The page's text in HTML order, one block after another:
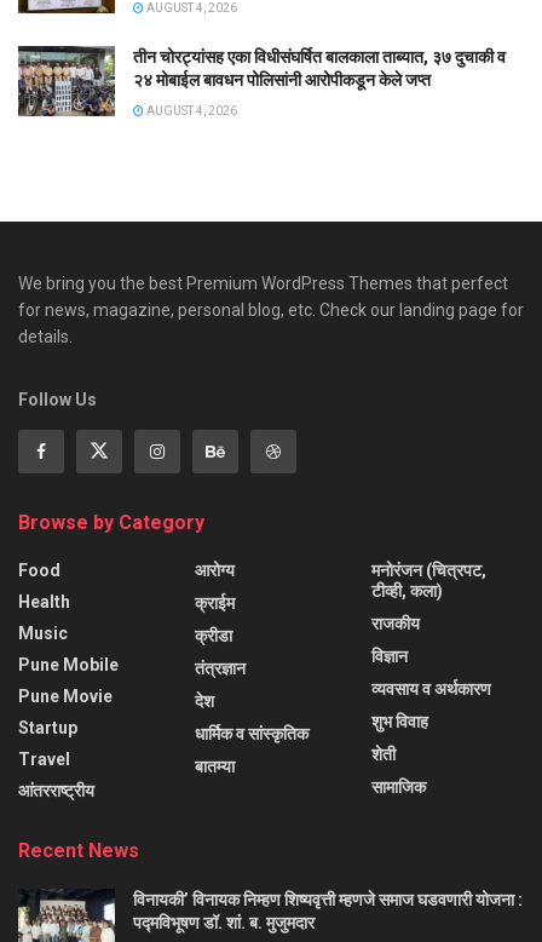
AUGUST 4, 2026
तीन चोरट्यांसह एका विधीसंघर्षित बालकाला ताब्यात, ३७ दुचाकी व
२४ मोबाईल बावधन पोलिसांनी आरोपीकडून केले जप्त
AUGUST 4, 2026
We bring you the best Premium WordPress Themes that perfect
for news, magazine, personal blog, etc. Check our landing page for
details.
Follow Us
Browse by Category
Food
Health
Music
Pune Mobile
Pune Movie
Startup
Travel
आंतरराष्ट्रीय
आरोग्य
क्राईम
क्रीडा
तंत्रज्ञान
देश
धार्मिक व सांस्कृतिक
बातम्या
मनोरंजन (चित्रपट,
टीव्ही, कला)
राजकीय
विज्ञान
व्यवसाय व अर्थकारण
शुभ विवाह
शेती
सामाजिक
Recent News
विनायकी’ विनायक निम्हण शिष्यवृत्ती म्हणजे समाज घडवणारी योजना :
पद्मविभूषण डॉ. शां. ब. मुजुमदार